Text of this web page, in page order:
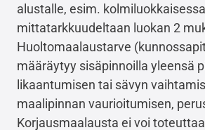
alustalle, esim.
mittatarkkuudeltaan luokan 2
Huoltomaalaustarve
määräytyy sisäpinnoilla yleensä
likaantumisen tai sävyn
maalipinnan vaurioitumisen,
Korjausmaalausta ei voi toteuttaa